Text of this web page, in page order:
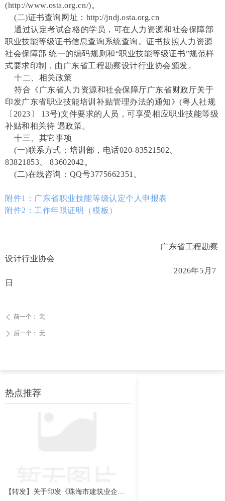
ꄴ 前一个： 无
ꄲ 后一个： 无
(http://www.osta.org.cn/)。
(二)证书查询网址：http://jndj.osta.org.cn
通过认定考试合格的学员，可在人力资源和社会保障部
职业技能等级证书信息查询系统查询。证书按照人力资源
社会保障部 统一的编码规则和“职业技能等级证书”规范样
式要求印制，由广东省工程勘察设计行业协会颁发。
十二、相关政策
符合《广东省人力资源和社会保障厅广东省财政厅关于
印发广东省职业技能培训补贴管理办法的通知》(粤人社规
〔2023〕 13号)文件要求的人员，可享受相应职业技能等级
补贴和相关待 遇政策。
十三、其它事项
(一)联系方式：培训部，电话020-83521502、
83821853、 83602042。
(二)在线咨询：QQ号3775662351。
附件1：广东省职业技能等级认定个人申报表
附件2：工作年限证明（模板）
广东省工程勘察
设计行业协会
2026年5月7
日
热点推荐
【转发】关于印发《珠海市建筑业企业